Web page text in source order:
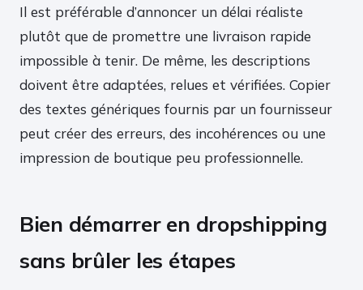
Il est préférable d’annoncer un délai réaliste
plutôt que de promettre une livraison rapide
impossible à tenir. De même, les descriptions
doivent être adaptées, relues et vérifiées. Copier
des textes génériques fournis par un fournisseur
peut créer des erreurs, des incohérences ou une
impression de boutique peu professionnelle.
Bien démarrer en dropshipping
sans brûler les étapes